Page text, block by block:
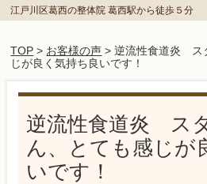
江戸川区葛西の整体院 葛西駅から徒歩５分
TOP > お客様の声 > 逆流性食道炎 ス
じが良く気持ち良いです！
逆流性食道炎 ス
ん、とても感じが
いです！